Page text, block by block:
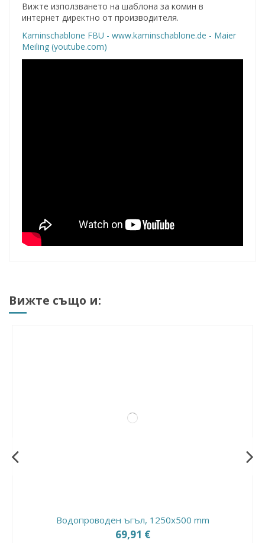
Вижте използването на шаблона за комин в
интернет директно от производителя.
Kaminschablone FBU - www.kaminschablone.de - Maier
Meiling (youtube.com)
Вижте също и:
Водопроводен ъгъл, 1250x500 mm
69,91 €